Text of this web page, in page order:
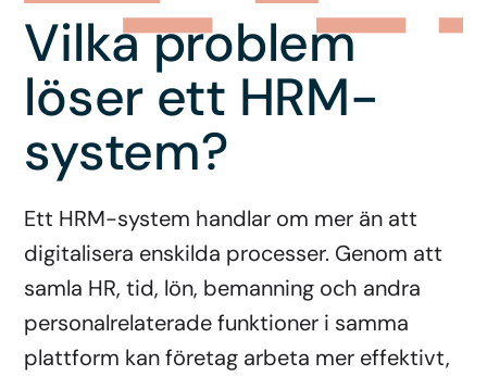
Vilka problem
löser ett HRM-
system?
Ett HRM-system handlar om mer än att
digitalisera enskilda processer. Genom att
samla HR, tid, lön, bemanning och andra
personalrelaterade funktioner i samma
plattform kan företag arbeta mer effektivt,